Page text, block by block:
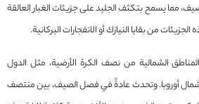
مما يسمح بتكثف الجليد على جزيئات الغبار العالقة
من بقايا النيازك أو الانفجارات البركانية.
الشمالية من نصف الكرة الأرضية، مثل الدول
وشمال أوروبا. وتحدث عادةً في فصل الصيف، بين منتصف